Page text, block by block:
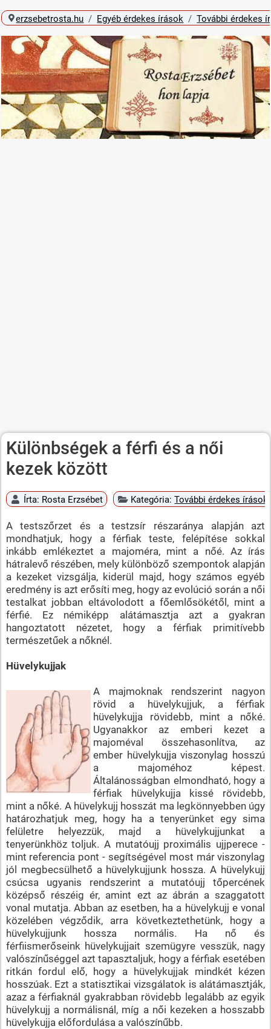
erzsebetrosta.hu Egyéb érdekes írások További érdekes
Különbségek a férfi és a női
kezek között
Írta: Rosta Erzsébet Kategória:További érdekes írások
A testszőrzet és a testzsír részaránya alapján azt
mondhatjuk, hogy a férfiak teste, felépítése sokkal
inkább emlékeztet a majoméra, mint a nőé. Az írás
hátralevő részében, mely különböző szempontok alapján
a kezeket vizsgálja, kiderül majd, hogy számos egyéb
eredmény is azt erősíti meg, hogy az evolúció során a női
testalkat jobban eltávolodott a főemlősökétől, mint a
férfié. Ez némiképp alátámasztja azt a gyakran
hangoztatott nézetet, hogy a férfiak primitívebb
természetűek a nőknél.
Hüvelykujjak
A majmoknak rendszerint nagyon
rövid a hüvelykujjuk, a férfiak
hüvelykujja rövidebb, mint a nőké.
Ugyanakkor az emberi kezet a
majoméval összehasonlítva, az
ember hüvelykujja viszonylag hosszú
a majoméhoz képest.
Általánosságban elmondható, hogy a
férfiak hüvelykujja kissé rövidebb,
mint a nőké. A hüvelykujj hosszát ma legkönnyebben úgy
határozhatjuk meg, hogy ha a tenyerünket egy sima
felületre helyezzük, majd a hüvelykujjunkat a
tenyerünkhöz toljuk. A mutatóujj proximális ujjperece -
mint referencia pont - segítségével most már viszonylag
jól megbecsülhető a hüvelykujjunk hossza. A hüvelykujj
csúcsa ugyanis rendszerint a mutatóujj tőpercének
középső részéig ér, amint ezt az ábrán a szaggatott
vonal mutatja. Abban az esetben, ha a hüvelykujj e vonal
közelében végződik, arra következtethetünk, hogy a
hüvelykujjunk hossza normális. Ha nő és
férfiismerőseink hüvelykujjait szemügyre vesszük, nagy
valószínűséggel azt tapasztaljuk, hogy a férfiak esetében
ritkán fordul elő, hogy a hüvelykujjak mindkét kézen
hosszúak. Ezt a statisztikai vizsgálatok is alátámasztják,
azaz a férfiaknál gyakrabban rövidebb legalább az egyik
hüvelykujj a normálisnál, míg a női kezeken a hosszabb
hüvelykujja előfordulása a valószínűbb.